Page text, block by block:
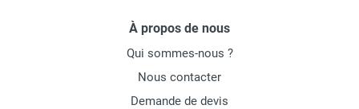
À propos de nous
Qui sommes-nous ?
Nous contacter
Demande de devis